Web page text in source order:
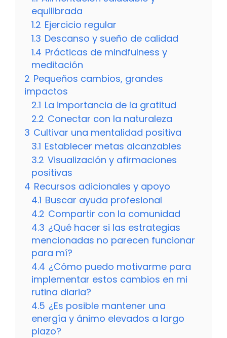
equilibrada
1.2 Ejercicio regular
1.3 Descanso y sueño de calidad
1.4 Prácticas de mindfulness y
meditación
2 Pequeños cambios, grandes
impactos
2.1 La importancia de la gratitud
2.2 Conectar con la naturaleza
3 Cultivar una mentalidad positiva
3.1 Establecer metas alcanzables
3.2 Visualización y afirmaciones
positivas
4 Recursos adicionales y apoyo
4.1 Buscar ayuda profesional
4.2 Compartir con la comunidad
4.3 ¿Qué hacer si las estrategias
mencionadas no parecen funcionar
para mí?
4.4 ¿Cómo puedo motivarme para
implementar estos cambios en mi
rutina diaria?
4.5 ¿Es posible mantener una
energía y ánimo elevados a largo
plazo?